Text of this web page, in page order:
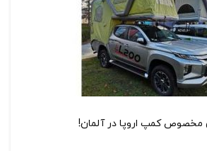
مخصوص کمپ اروپا در آلمان!